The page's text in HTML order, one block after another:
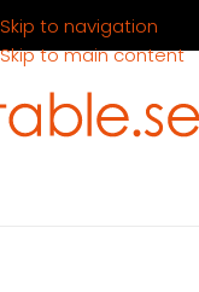
Skip to navigation
Skip to main content